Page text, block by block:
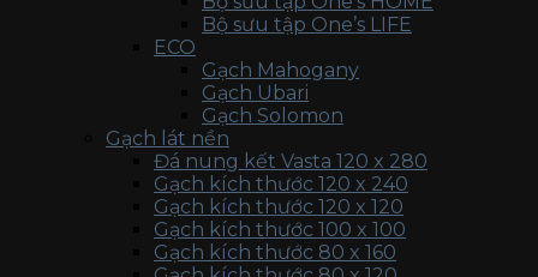
Bộ sưu tập One’s LIFE
ECO
Gạch Mahogany
Gạch Ubari
Gạch Solomon
Gạch lát nền
Đá nung kết Vasta 120 x 280
Gạch kích thước 120 x 240
Gạch kích thước 120 x 120
Gạch kích thước 100 x 100
Gạch kích thước 80 x 160